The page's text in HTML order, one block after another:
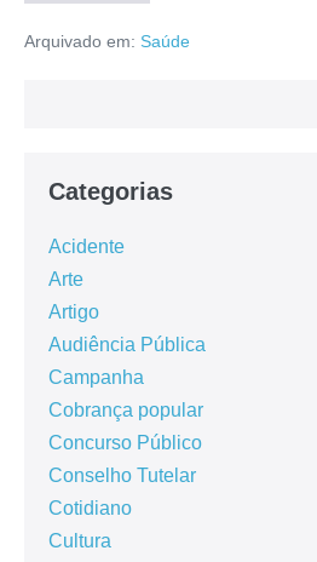
Arquivado em: Saúde
Categorias
Acidente
Arte
Artigo
Audiência Pública
Campanha
Cobrança popular
Concurso Público
Conselho Tutelar
Cotidiano
Cultura